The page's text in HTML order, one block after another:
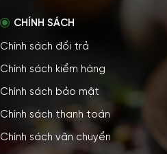
CHÍNH SÁCH
Chính sách đổi trả
Chính sách kiểm hàng
Chính sách bảo mật
Chính sách thanh toán
Chính sách vận chuyển